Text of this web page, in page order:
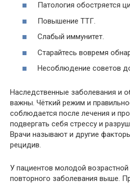
Патология обостряется
Повышение ТТГ.
Слабый иммунитет.
Старайтесь вовремя
Несоблюдение советов
Наследственные заболевания и
важны. Чёткий режим и
соблюдается после лечения и
подвергать себя стрессу и
Врачи называют и другие
рецидив.
У пациентов молодой возрастной
повторного заболевания выше.